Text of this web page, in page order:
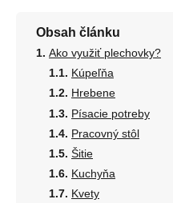
Obsah článku
Ako využiť plechovky?
Kúpeľňa
Hrebene
Písacie potreby
Pracovný stôl
Šitie
Kuchyňa
Kvety